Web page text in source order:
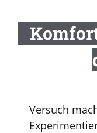
Versuch